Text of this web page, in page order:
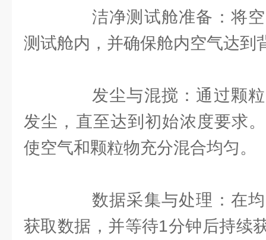
洁净测试舱准备：将空
测试舱内，并确保舱内空气达到
发尘与混搅：通过颗粒
发尘，直至达到初始浓度要求
使空气和颗粒物充分混合均匀。
数据采集与处理：在均
获取数据，并等待1分钟后持续